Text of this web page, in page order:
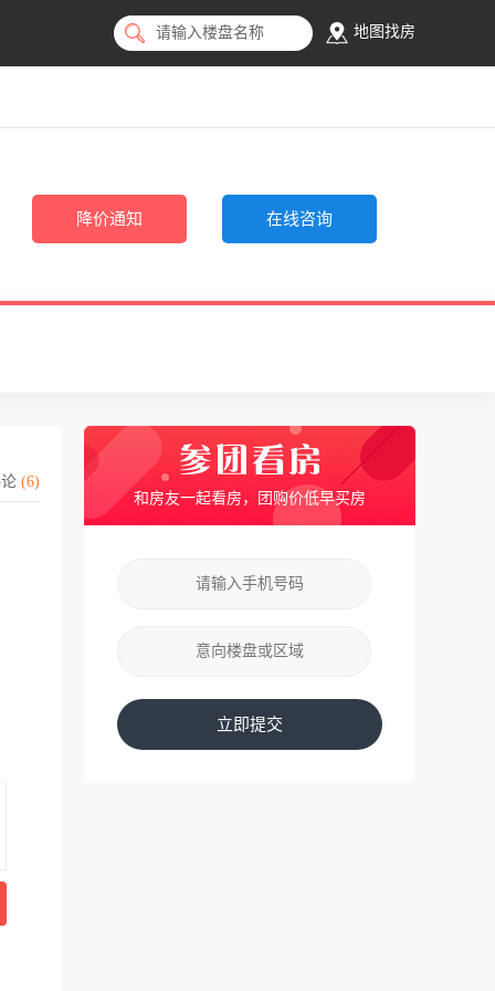
请输入楼盘名称 地图找房
降价通知 在线咨询
(6)
和房友一起看房，团购价低早买房
立即提交